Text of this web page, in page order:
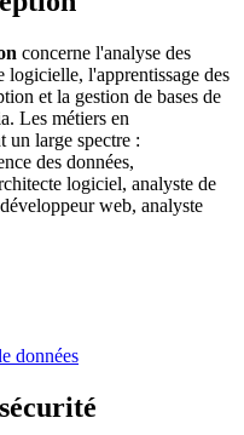
concerne l'analyse des
logicielle, l'apprentissage des
et la gestion de bases de
Les métiers en
un large spectre :
des données,
logiciel, analyste de
web, analyste
données